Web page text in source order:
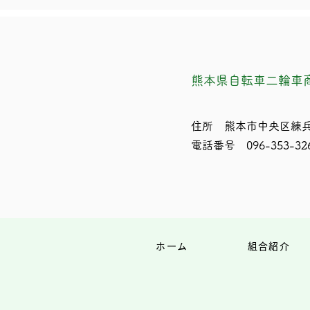
熊本県自転車二輪車
住所 熊本市中央区練
電話番号 096-353-
ホーム 組合紹介